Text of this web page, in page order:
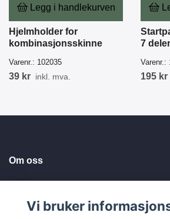
Legg i handlekurven
Hjelmholder for
kombinasjonsskinne
Varenr.: 102035
39 kr inkl. mva.
7 deler
Varenr.:
195 kr
Om oss
Vi bruker